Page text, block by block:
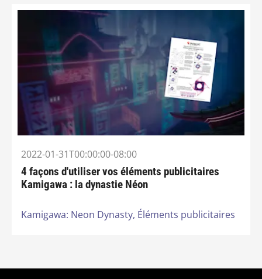
2022-01-31T00:00:00-08:00
4 façons d'utiliser vos éléments publicitaires
Kamigawa : la dynastie Néon
Kamigawa: Neon Dynasty, Éléments publicitaires